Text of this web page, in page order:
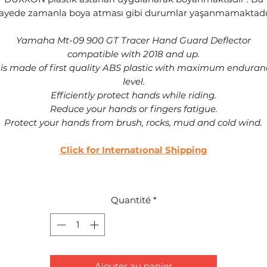
zamanla boya atması gibi durumlar
Yamaha Mt-09 900 GT Tracer Hand Guard Deflector
compatible with 2018 and up.
made of first quality ABS plastic with maximum
level.
Efficiently protect hands while riding.
Reduce your hands or fingers fatigue.
Protect your hands from brush, rocks, mud and cold wind.
Click for Internatıonal Shipping
Quantité *